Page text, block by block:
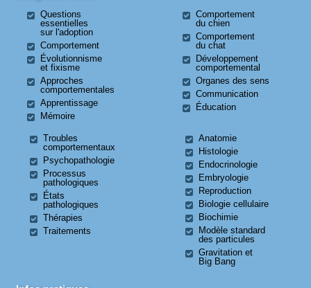
Questions
essentielles
sur l'adoption
Comportement
Évolutionnisme
et fixisme
Approches
comportementales
Apprentissage
Mémoire
Comportement
du chien
Comportement
du chat
Développement
comportemental
Organes des sens
Communication
Éducation
Troubles
comportementaux
Psychopathologie
Processus
pathologiques
États
pathologiques
Thérapies
Traitements
Anatomie
Histologie
Endocrinologie
Embryologie
Reproduction
Biologie cellulaire
Biochimie
Modèle standard
des particules
Gravitation et
Big Bang